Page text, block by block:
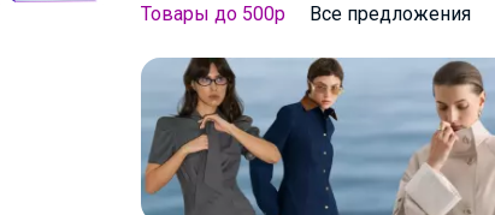
Товары до 500р Все предложения